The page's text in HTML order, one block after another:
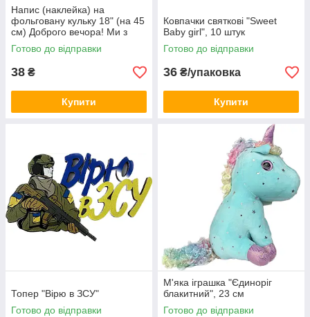
Напис (наклейка) на
фольговану кульку 18" (на 45
см) Доброго вечора! Ми з
України! (будь-який колір)
Готово до відправки
38 ₴
Купити
Ковпачки святкові "Sweet
Baby girl", 10 штук
Готово до відправки
36 ₴/упаковка
Купити
Топер "Вірю в ЗСУ"
Готово до відправки
М'яка іграшка "Єдиноріг
блакитний", 23 см
Готово до відправки